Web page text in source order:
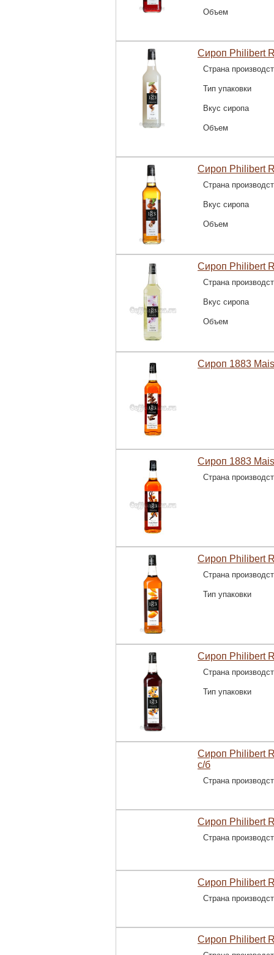
Объем
Сироп Philibert
Страна
Тип упаковки
Вкус сиропа
Объем
Сироп Philibert
Страна
Вкус сиропа
Объем
Сироп Philibert
Страна
Вкус сиропа
Объем
Сироп 1883
Сироп 1883
Страна
Сироп Philibert
Страна
Тип упаковки
Сироп Philibert
Страна
Тип упаковки
Сироп Philibert
с/б
Страна
Сироп Philibert
Страна
Сироп Philibert
Страна
Сироп Philibert